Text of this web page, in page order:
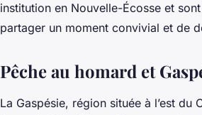
institution en Nouvelle-Écosse et
partager un moment convivial et de
Pêche au homard et
La Gaspésie, région située à l’est